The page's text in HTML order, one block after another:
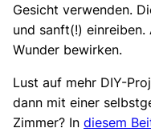
Gesicht verwenden.
und sanft(!)
Wunder bewirken.
Lust auf mehr DIY-
dann mit einer
Zimmer? In diesem